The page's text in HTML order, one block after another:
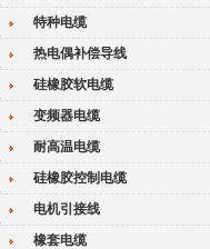
特种电缆
热电偶补偿导线
硅橡胶软电缆
变频器电缆
耐高温电缆
硅橡胶控制电缆
电机引接线
橡套电缆